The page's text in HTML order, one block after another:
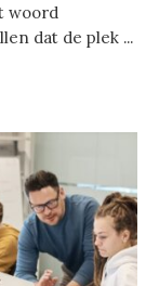
woord
dat de plek ...